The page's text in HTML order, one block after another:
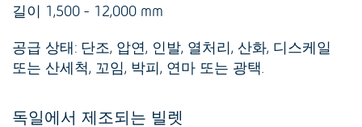
길이 1,500 - 12,000 mm
공급 상태: 단조, 압연, 인발, 열처리, 산화, 디스케일
또는 산세척, 꼬임, 박피, 연마 또는 광택.
독일에서 제조되는 빌렛